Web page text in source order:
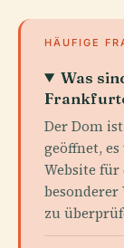
HÄUFIGE
Was
Der Dom
geöffnet,
Website
besonderer
zu